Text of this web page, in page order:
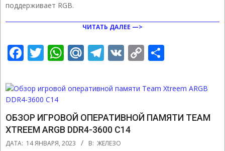
поддерживает RGB.
ЧИТАТЬ ДАЛЕЕ —>
Facebook
Twitter
WhatsApp
Mail.Ru
Telegram
VK Copy
ОБЗОР ИГРОВОЙ ОПЕРАТИВНОЙ ПАМЯТИ TEAM
XTREEM ARGB DDR4-3600 С14
2023-
ДАТА: 14 ЯНВАРЯ, 2023 В: ЖЕЛЕЗО